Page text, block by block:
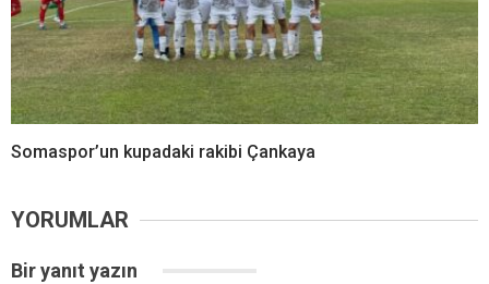
Somaspor’un kupadaki rakibi Çankaya
YORUMLAR
Bir yanıt yazın